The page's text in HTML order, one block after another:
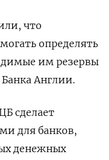
что
определять
им резервы
Англии.
сделает
для банков,
денежных